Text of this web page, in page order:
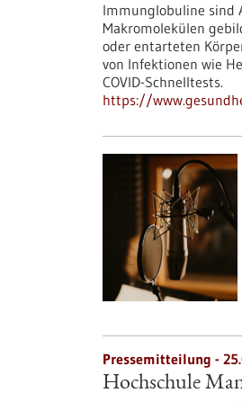
Immunglobuline sind
Makromolekülen
oder entarteten
von Infektionen wie
COVID-Schnelltests.
https://
Pressemitteilung -
Hochschule